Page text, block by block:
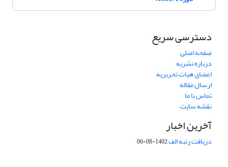
دسترسی سریع
صفحه اصلی
درباره نشریه
اعضای هیات تحریریه
ارسال مقاله
تماس با ما
نقشه سایت
آخرین اخبار
دریافت رتبه الف1402-08-06